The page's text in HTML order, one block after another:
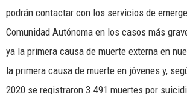
podrán contactar con los servicios de
Comunidad Autónoma en los casos más
ya la primera causa de muerte externa en
la primera causa de muerte en jóvenes y,
2020 se registraron 3.491 muertes por